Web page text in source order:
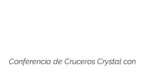
Conferencia de Cruceros Crystal con